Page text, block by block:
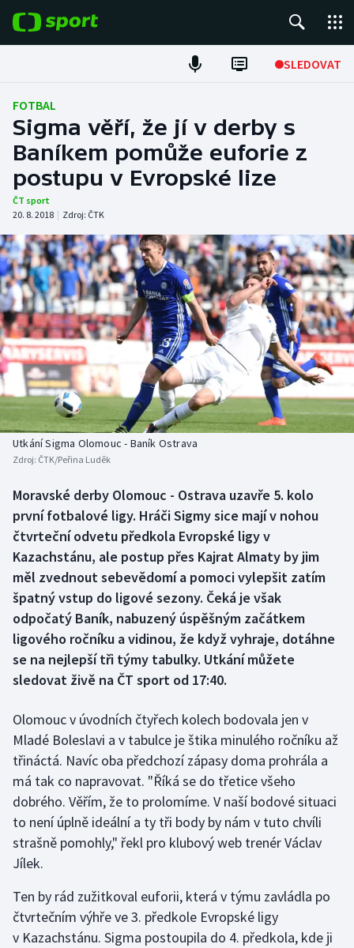
SLEDOVAT
Fotbal
Hokej
Tenis
Atletika
Cyklistika
DALŠÍ SPORTY
Americký fotbal
Baseball a softbal
Basketbal
Biatlon
Box
Curling
Dostihy
Florbal
Futsal
Gymnastika
Házená
Jezdectví
Judo
Krasobruslení
Lezení
NEPŘEHLÉDNĚTE
Soutěže
Historické návraty
Aplikace ČT sport
FOTBAL
Sigma věří, že jí v derby s
Baníkem pomůže euforie z
postupu v Evropské lize
ČT sport
20. 8. 2018 | Zdroj: ČTK
Utkání Sigma Olomouc - Baník Ostrava
Zdroj: ČTK/Peřina Luděk
Moravské derby Olomouc - Ostrava uzavře 5. kolo
první fotbalové ligy. Hráči Sigmy sice mají v nohou
čtvrteční odvetu předkola Evropské ligy v
Kazachstánu, ale postup přes Kajrat Almaty by jim
měl zvednout sebevědomí a pomoci vylepšit zatím
špatný vstup do ligové sezony. Čeká je však
odpočatý Baník, nabuzený úspěšným začátkem
ligového ročníku a vidinou, že když vyhraje, dotáhne
se na nejlepší tři týmy tabulky. Utkání můžete
sledovat živě na ČT sport od 17:40.
Olomouc v úvodních čtyřech kolech bodovala jen v
Mladé Boleslavi a v tabulce je štika minulého ročníku až
třináctá. Navíc oba předchozí zápasy doma prohrála a
má tak co napravovat. "Říká se do třetice všeho
dobrého. Věřím, že to prolomíme. V naší bodové situaci
to není úplně ideální a ty tři body by nám v tuto chvíli
strašně pomohly," řekl pro klubový web trenér Václav
Jílek.
Ten by rád zužitkoval euforii, která v týmu zavládla po
čtvrtečním výhře ve 3. předkole Evropské ligy
v Kazachstánu. Sigma postoupila do 4. předkola, kde ji